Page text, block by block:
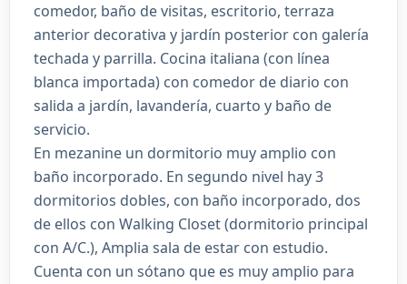
comedor, baño de visitas, escritorio, terraza
anterior decorativa y jardín posterior con galería
techada y parrilla. Cocina italiana (con línea
blanca importada) con comedor de diario con
salida a jardín, lavandería, cuarto y baño de
servicio.
En mezanine un dormitorio muy amplio con
baño incorporado. En segundo nivel hay 3
dormitorios dobles, con baño incorporado, dos
de ellos con Walking Closet (dormitorio principal
con A/C.), Amplia sala de estar con estudio.
Cuenta con un sótano que es muy amplio para